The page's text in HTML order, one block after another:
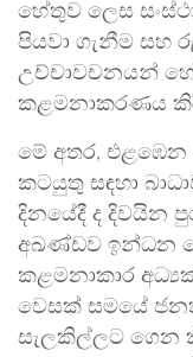
හේතුව ලෙස
පියවා ගැනීම සහ
උච්චාවචනයන්
කළමනාකරණය
මේ අතර,
කටයුතු සඳහා
දිනයේදී ද දිවයින
අඛණ්ඩව ඉන්ධන
කළමනාකාර
වෙසක් සමයේ
සැලකිල්ලට